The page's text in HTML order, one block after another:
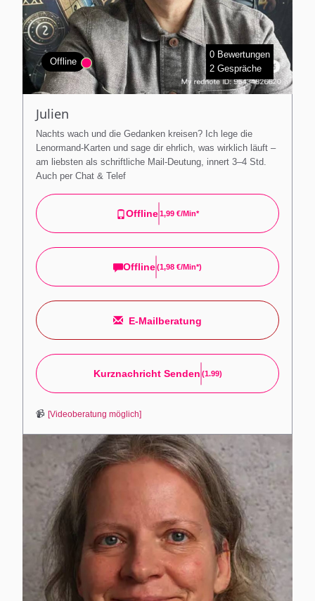
Offline
0 Bewertungen
2 Gespräche
Julien
Nachts wach und die Gedanken kreisen? Ich lege die
Lenormand-Karten und sage dir ehrlich, was wirklich läuft –
am liebsten als schriftliche Mail-Deutung, innert 3–4 Std.
Auch per Chat & Telef
Offline1,99 €/min*
Offline(1,98 €/min*)
E-Mailberatung
Kurznachricht Senden (1.99)
📹 [Videoberatung möglich]